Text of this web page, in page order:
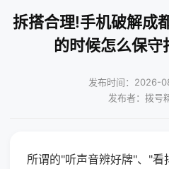
拆搭合理!手机破解成
的时候怎么保
发布时间：2026-
发布者：拨号
所谓的"听声音辨好牌"、"